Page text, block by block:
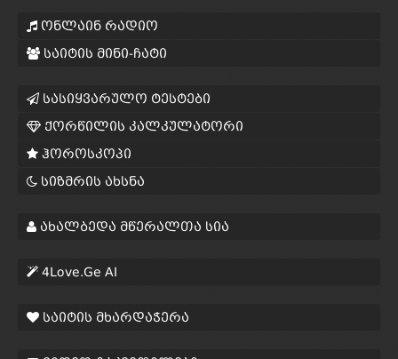
ონლაინ რადიო
საიტის მინი-ჩატი
სასიყვარულო ტესტები
ქორწილის კალკულატორი
ჰოროსკოპი
სიზმრის ახსნა
ახალბედა მწერალთა სია
4Love.Ge AI
საიტის მხარდაჭერა